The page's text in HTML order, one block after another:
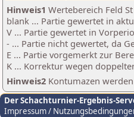
Hinweis1 Wertebereich Feld
blank ... Partie gewertet in
V ... Partie gewertet in
- ... Partie nicht gewertet, da
E ... Partie vorgemerkt zur
K ... Korrektur wegen
Hinweis2 Kontumazen
Der Schachturnier-Ergebnis-
Impressum /